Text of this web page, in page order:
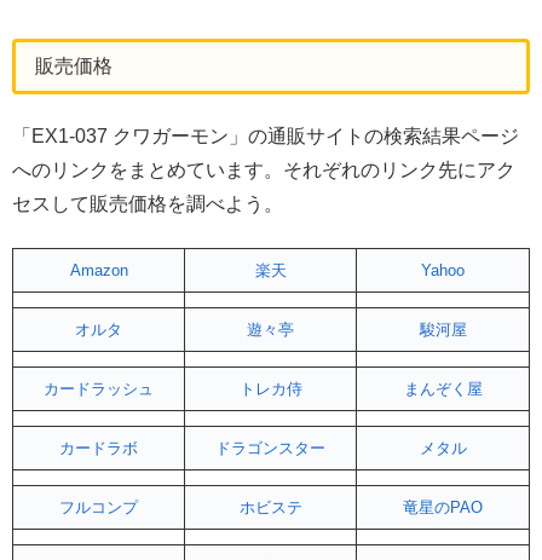
販売価格
「EX1-037 クワガーモン」の通販サイトの検索結果ページ
へのリンクをまとめています。それぞれのリンク先にアク
セスして販売価格を調べよう。
Amazon 楽天 Yahoo
オルタ 遊々亭 駿河屋
カードラッシュ トレカ侍 まんぞく屋
カードラボ ドラゴンスター メタル
フルコンプ ホビステ 竜星のPAO